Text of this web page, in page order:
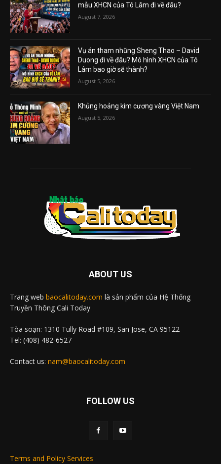
mẫu XHCN của Tô Lâm đi về đâu?
August 7, 2026
Vụ án tham nhũng Sheng Thao – David
Duong đi về đâu? Mô hình XHCN của Tô
Lâm bao giờ sẽ thành?
August 5, 2026
Khủng hoảng kim cương vàng Việt Nam
August 5, 2026
ABOUT US
Trang web baocalitoday.com là sản phẩm của Hệ Thống
Truyền Thông Cali Today
Tòa soạn: 1310 Tully Road #109, San Jose, CA 95122
Tel: (408) 482-6527
Contact us: nam@baocalitoday.com
FOLLOW US
Terms and Policy Services